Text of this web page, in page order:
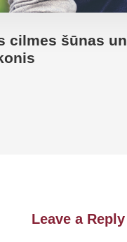
cilmes šūnas un
Leave a Reply